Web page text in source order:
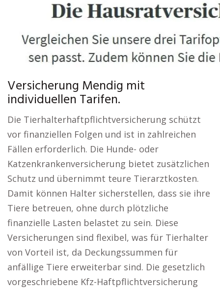
Versicherung Mendig mit
individuellen Tarifen.
Die Tierhalterhaftpflichtversicherung schützt
vor finanziellen Folgen und ist in zahlreichen
Fällen erforderlich. Die Hunde- oder
Katzenkrankenversicherung bietet zusätzlichen
Schutz und übernimmt teure Tierarztkosten.
Damit können Halter sicherstellen, dass sie ihre
Tiere betreuen, ohne durch plötzliche
finanzielle Lasten belastet zu sein. Diese
Versicherungen sind flexibel, was für Tierhalter
von Vorteil ist, da Deckungssummen für
anfällige Tiere erweiterbar sind. Die gesetzlich
vorgeschriebene Kfz-Haftpflichtversicherung